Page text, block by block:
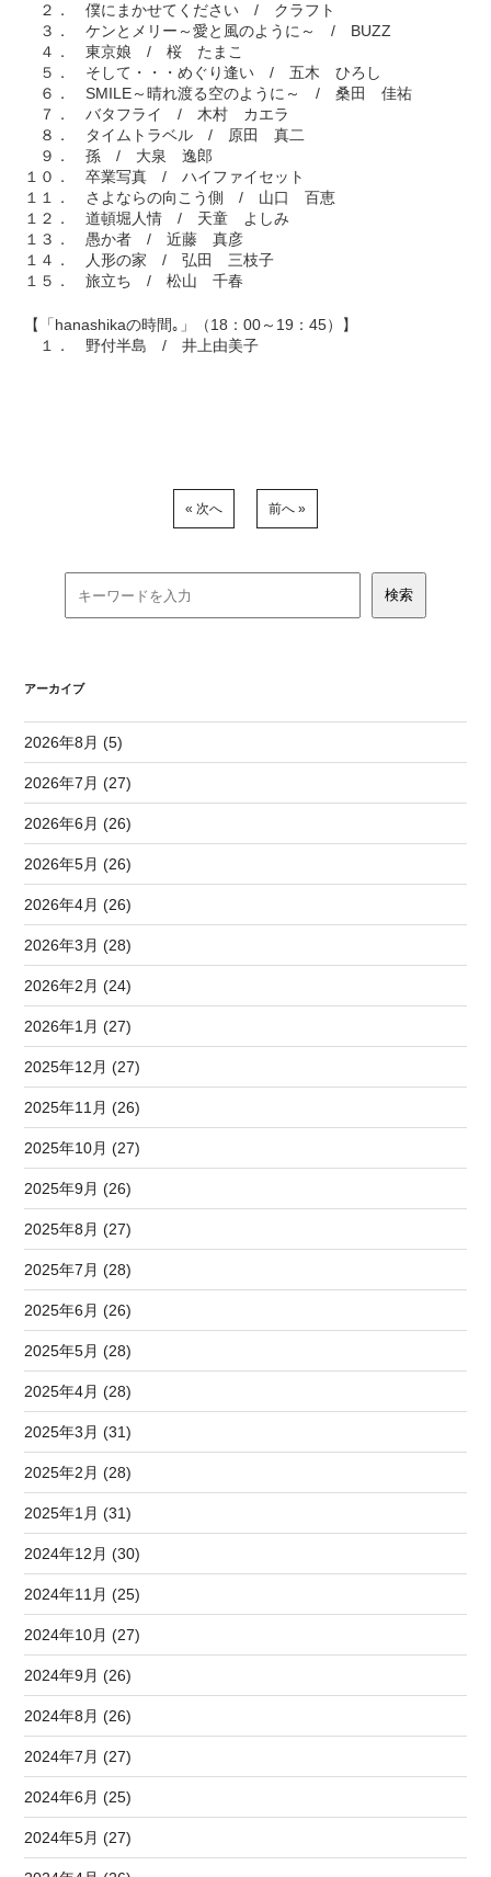
２． 僕にまかせてください / クラフト
３． ケンとメリー～愛と風のように～ / BUZZ
４． 東京娘 / 桜 たまこ
５． そして・・・めぐり逢い / 五木 ひろし
６． SMILE～晴れ渡る空のように～ / 桑田 佳祐
７． バタフライ / 木村 カエラ
８． タイムトラベル / 原田 真二
９． 孫 / 大泉 逸郎
１０． 卒業写真 / ハイファイセット
１１． さよならの向こう側 / 山口 百恵
１２． 道頓堀人情 / 天童 よしみ
１３． 愚か者 / 近藤 真彦
１４． 人形の家 / 弘田 三枝子
１５． 旅立ち / 松山 千春
【「hanashikaの時間｡」（18：00～19：45）】
１． 野付半島 / 井上由美子
« 次へ 前へ »
アーカイブ
2026年8月 (5)
2026年7月 (27)
2026年6月 (26)
2026年5月 (26)
2026年4月 (26)
2026年3月 (28)
2026年2月 (24)
2026年1月 (27)
2025年12月 (27)
2025年11月 (26)
2025年10月 (27)
2025年9月 (26)
2025年8月 (27)
2025年7月 (28)
2025年6月 (26)
2025年5月 (28)
2025年4月 (28)
2025年3月 (31)
2025年2月 (28)
2025年1月 (31)
2024年12月 (30)
2024年11月 (25)
2024年10月 (27)
2024年9月 (26)
2024年8月 (26)
2024年7月 (27)
2024年6月 (25)
2024年5月 (27)